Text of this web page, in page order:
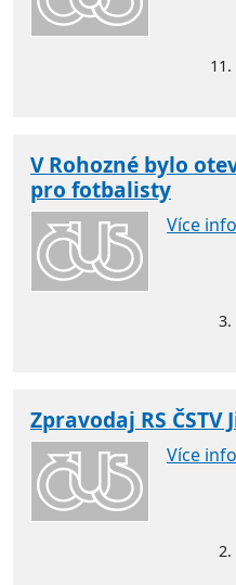
V Rohozné bylo
pro fotbalisty
Více
3.
Zpravodaj RS ČSTV
Více
2.